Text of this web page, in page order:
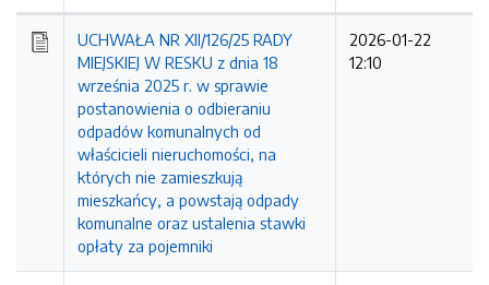
UCHWAŁA NR XII/126/25 RADY
MIEJSKIEJ W RESKU z dnia 18
września 2025 r. w sprawie
postanowienia o odbieraniu
odpadów komunalnych od
właścicieli nieruchomości, na
których nie zamieszkują
mieszkańcy, a powstają odpady
komunalne oraz ustalenia stawki
opłaty za pojemniki
2026-01-22
12:10